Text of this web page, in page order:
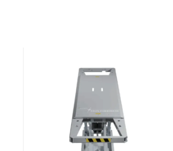
Multibench